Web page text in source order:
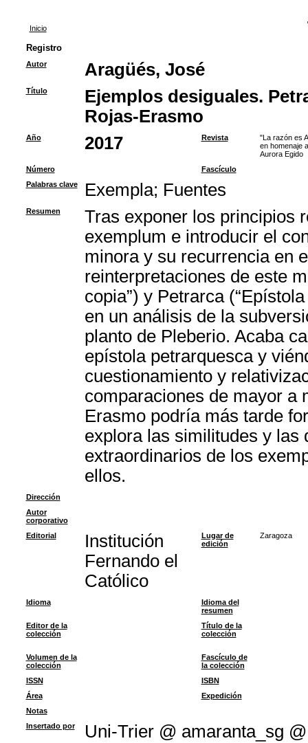
Inicio
Registro
Autor Aragüés, José
Título
Ejemplos desiguales.
Rojas-Erasmo
Año 2017 Revista
"La razón es
en homenaje
Aurora Egido
Número
Fascículo
Palabras clave
Exempla; Fuentes
Resumen
Tras exponer los principios
exemplum e introducir el
minora y su recurrencia en
reinterpretaciones de este
copia”) y Petrarca
en un análisis de la
planto de Pleberio. Acaba
epístola petrarquesca y
cuestionamiento y
comparaciones de mayor a
Erasmo podría más tarde
explora las similitudes y las
extraordinarios de los
ellos.
Dirección
Autor
corporativo
Editorial
Institución
Fernando el
Católico
Lugar de
edición
Zaragoza
Idioma
Idioma del
resumen
Editor de la
colección
Título de la
colección
Volumen de la
colección
Fascículo de
la colección
ISSN
ISBN
Área
Expedición
Notas
Insertado por
Uni-Trier @ amaranta_sg @